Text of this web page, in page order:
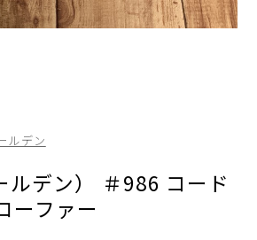
ルデン
ルデン） ＃986 コード
ーファー